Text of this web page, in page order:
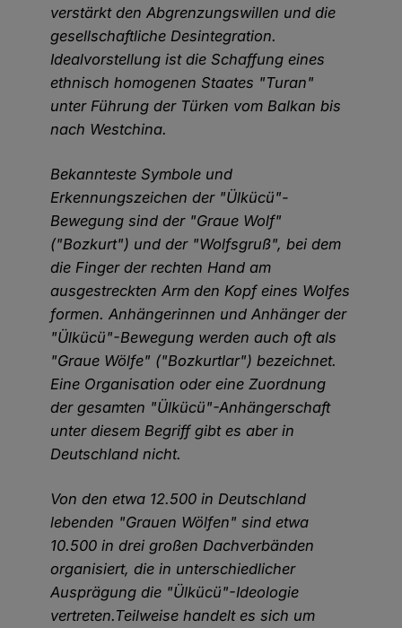
verstärkt den Abgrenzungswillen und die
gesellschaftliche Desintegration.
Idealvorstellung ist die Schaffung eines
ethnisch homogenen Staates "Turan"
unter Führung der Türken vom Balkan bis
nach Westchina.
Bekannteste Symbole und
Erkennungszeichen der "Ülkücü"-
Bewegung sind der "Graue Wolf"
("Bozkurt") und der "Wolfsgruß", bei dem
die Finger der rechten Hand am
ausgestreckten Arm den Kopf eines Wolfes
formen. Anhängerinnen und Anhänger der
"Ülkücü"-Bewegung werden auch oft als
"Graue Wölfe" ("Bozkurtlar") bezeichnet.
Eine Organisation oder eine Zuordnung
der gesamten "Ülkücü"-Anhängerschaft
unter diesem Begriff gibt es aber in
Deutschland nicht.
Von den etwa 12.500 in Deutschland
lebenden "Grauen Wölfen" sind etwa
10.500 in drei großen Dachverbänden
organisiert, die in unterschiedlicher
Ausprägung die "Ülkücü"-Ideologie
vertreten.Teilweise handelt es sich um